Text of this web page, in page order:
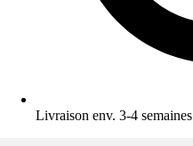
Livraison env. 3-4 semaines